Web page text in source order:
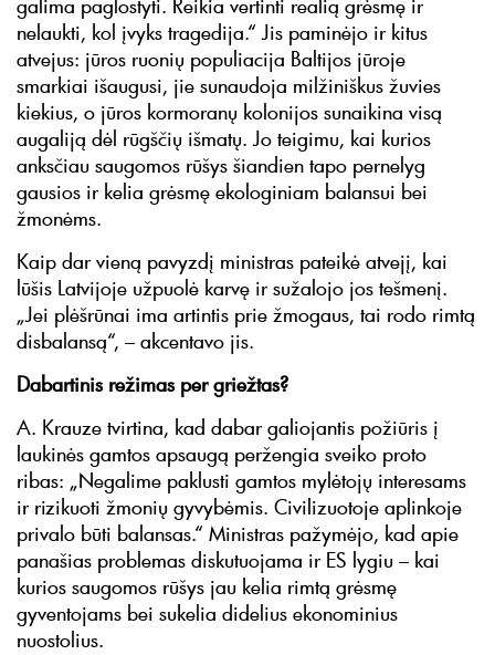
galima paglostyti. Reikia vertinti realią grėsmę ir
nelaukti, kol įvyks tragedija.“ Jis paminėjo ir kitus
atvejus: jūros ruonių populiacija Baltijos jūroje
smarkiai išaugusi, jie sunaudoja milžiniškus žuvies
kiekius, o jūros kormoranų kolonijos sunaikina visą
augaliją dėl rūgščių išmatų. Jo teigimu, kai kurios
anksčiau saugomos rūšys šiandien tapo pernelyg
gausios ir kelia grėsmę ekologiniam balansui bei
žmonėms.
Kaip dar vieną pavyzdį ministras pateikė atvejį, kai
lūšis Latvijoje užpuolė karvę ir sužalojo jos tešmenį.
„Jei plėšrūnai ima artintis prie žmogaus, tai rodo rimtą
disbalansą“, – akcentavo jis.
Dabartinis režimas per griežtas?
A. Krauze tvirtina, kad dabar galiojantis požiūris į
laukinės gamtos apsaugą peržengia sveiko proto
ribas: „Negalime paklusti gamtos mylėtojų interesams
ir rizikuoti žmonių gyvybėmis. Civilizuotoje aplinkoje
privalo būti balansas.“ Ministras pažymėjo, kad apie
panašias problemas diskutuojama ir ES lygiu – kai
kurios saugomos rūšys jau kelia rimtą grėsmę
gyventojams bei sukelia didelius ekonominius
nuostolius.